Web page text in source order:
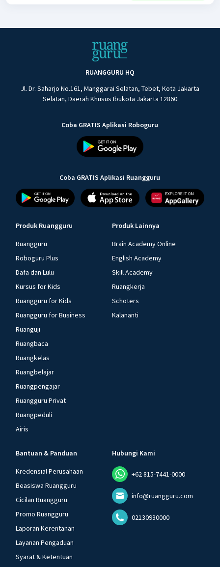
RUANGGURU HQ
Jl. Dr. Saharjo No.161, Manggarai Selatan, Tebet, Kota Jakarta
Selatan, Daerah Khusus Ibukota Jakarta 12860
Coba GRATIS Aplikasi Roboguru
Coba GRATIS Aplikasi Ruangguru
Produk Ruangguru
Ruangguru
Roboguru Plus
Dafa dan Lulu
Kursus for Kids
Ruangguru for Kids
Ruangguru for Business
Ruanguji
Ruangbaca
Ruangkelas
Ruangbelajar
Ruangpengajar
Ruangguru Privat
Ruangpeduli
Airis
Produk Lainnya
Brain Academy Online
English Academy
Skill Academy
Ruangkerja
Schoters
Kalananti
Bantuan & Panduan
Kredensial Perusahaan
Beasiswa Ruangguru
Cicilan Ruangguru
Promo Ruangguru
Laporan Kerentanan
Layanan Pengaduan
Syarat & Ketentuan
Hubungi Kami
+62 815-7441-0000
info@ruangguru.com
02130930000